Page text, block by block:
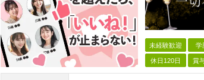
未経験歓迎 学
休日120日 賞